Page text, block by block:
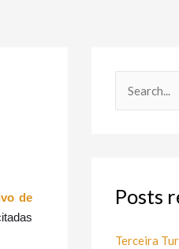
de
u
s
Posts
Terceira